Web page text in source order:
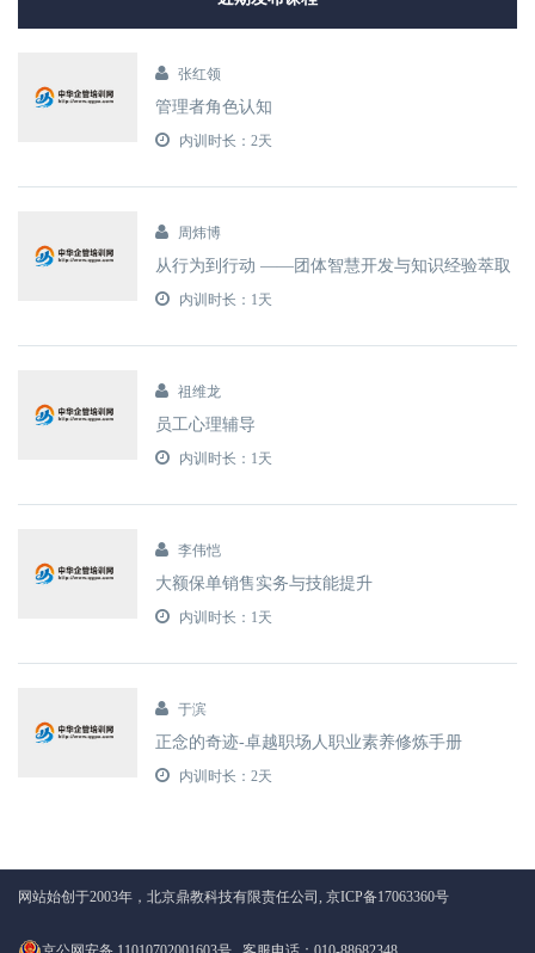
张红领
管理者角色认知
内训时长：2天
周炜博
从行为到行动 ——团体智慧开发与知识经验萃取
内训时长：1天
祖维龙
员工心理辅导
内训时长：1天
李伟恺
大额保单销售实务与技能提升
内训时长：1天
于滨
正念的奇迹-卓越职场人职业素养修炼手册
内训时长：2天
网站始创于2003年，北京鼎教科技有限责任公司, 京ICP备17063360号